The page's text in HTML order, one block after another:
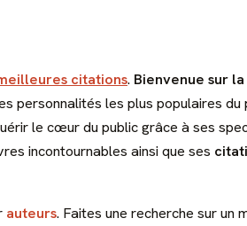
citations. Bienvenue sur
les plus populaires
le cœur du public grâce à ses
incontournables ainsi que ses
auteurs. Faites une recherche sur un